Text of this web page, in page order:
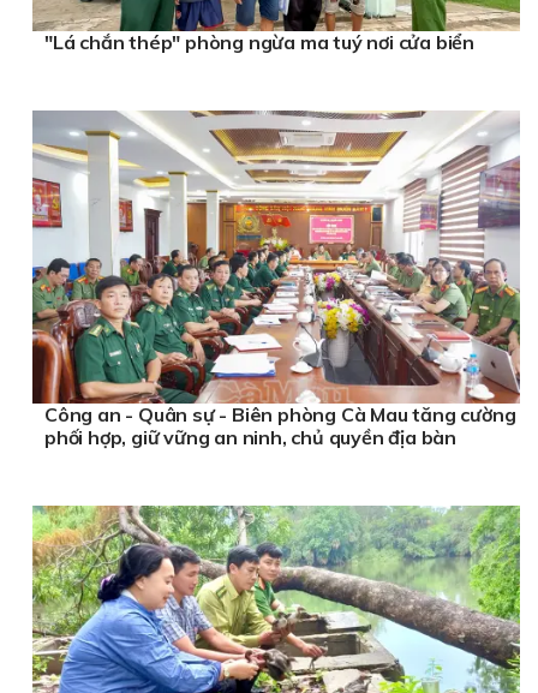
"Lá chắn thép" phòng ngừa ma tuý nơi cửa biển
Công an - Quân sự - Biên phòng Cà Mau tăng cường
phối hợp, giữ vững an ninh, chủ quyền địa bàn